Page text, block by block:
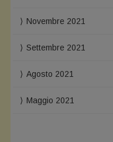
Novembre 2021
Settembre 2021
Agosto 2021
Maggio 2021